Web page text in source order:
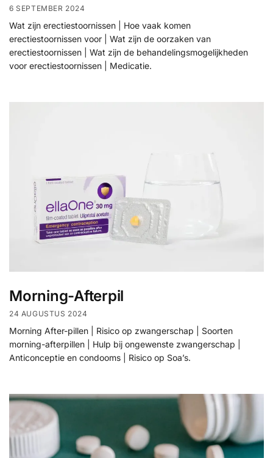
6 SEPTEMBER 2024
Wat zijn erectiestoornissen | Hoe vaak komen
erectiestoornissen voor | Wat zijn de oorzaken van
erectiestoornissen | Wat zijn de behandelingsmogelijkheden
voor erectiestoornissen | Medicatie.
Morning-Afterpil
24 AUGUSTUS 2024
Morning After-pillen | Risico op zwangerschap | Soorten
morning-afterpillen | Hulp bij ongewenste zwangerschap |
Anticonceptie en condooms | Risico op Soa’s.